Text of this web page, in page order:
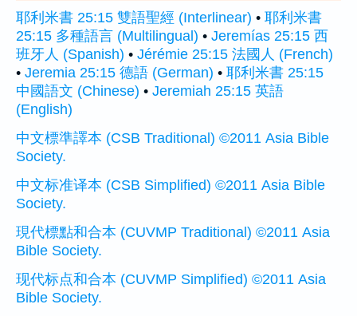
耶利米書 25:15 雙語聖經 (Interlinear) • 耶利米書
25:15 多種語言 (Multilingual) • Jeremías 25:15 西
班牙人 (Spanish) • Jérémie 25:15 法國人 (French)
• Jeremia 25:15 德語 (German) • 耶利米書 25:15
中國語文 (Chinese) • Jeremiah 25:15 英語
(English)
中文標準譯本 (CSB Traditional) ©2011 Asia Bible
Society.
中文标准译本 (CSB Simplified) ©2011 Asia Bible
Society.
現代標點和合本 (CUVMP Traditional) ©2011 Asia
Bible Society.
现代标点和合本 (CUVMP Simplified) ©2011 Asia
Bible Society.